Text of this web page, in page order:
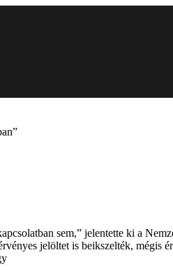
sem,” jelentette ki a
jelöltet is beikszelték, mégis